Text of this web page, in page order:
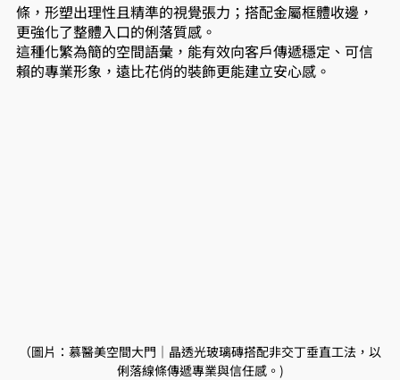
條，形塑出理性且精準的視覺張力；搭配金屬框體收邊，
更強化了整體入口的俐落質感。
這種化繁為簡的空間語彙，能有效向客戶傳遞穩定、可信
賴的專業形象，遠比花俏的裝飾更能建立安心感。
（圖片：慕醫美空間大門｜晶透光玻璃磚搭配非交丁垂直工法，以
俐落線條傳遞專業與信任感。)